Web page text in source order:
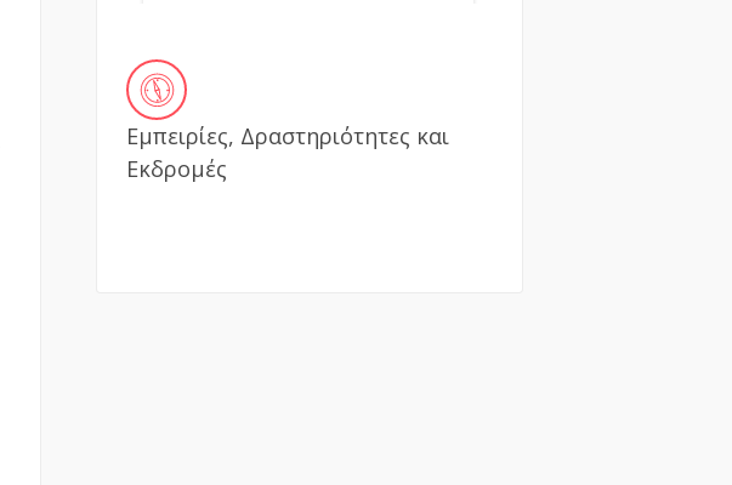
Εμπειρίες, Δραστηριότητες και
Εκδρομές